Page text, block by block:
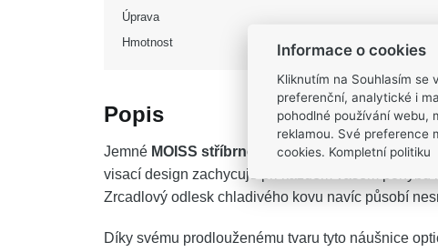
Úprava
Hmotnost
Popis
Jemné MOISS stříbrné náušnicese stanou
visací design zachycuje při každém vašem pohybu
Zrcadlový odlesk chladivého kovu navíc působí
Díky svému prodlouženému tvaru tyto náušnice
Informace o cookies
Kliknutím na Souhlasím se
preferenční, analytické i
pohodlné používání webu,
reklamou. Své preference
cookies. Kompletní politiku